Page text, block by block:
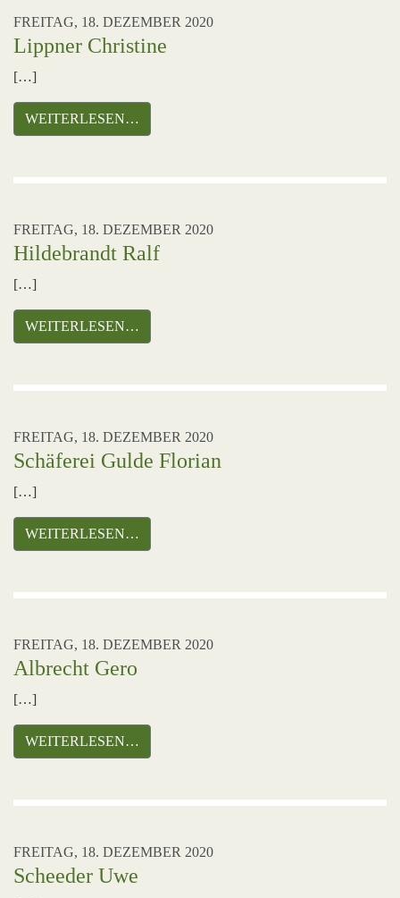
FREITAG, 18. DEZEMBER 2020
Lippner Christine
[…]
WEITERLESEN…
FREITAG, 18. DEZEMBER 2020
Hildebrandt Ralf
[…]
WEITERLESEN…
FREITAG, 18. DEZEMBER 2020
Schäferei Gulde Florian
[…]
WEITERLESEN…
FREITAG, 18. DEZEMBER 2020
Albrecht Gero
[…]
WEITERLESEN…
FREITAG, 18. DEZEMBER 2020
Scheeder Uwe